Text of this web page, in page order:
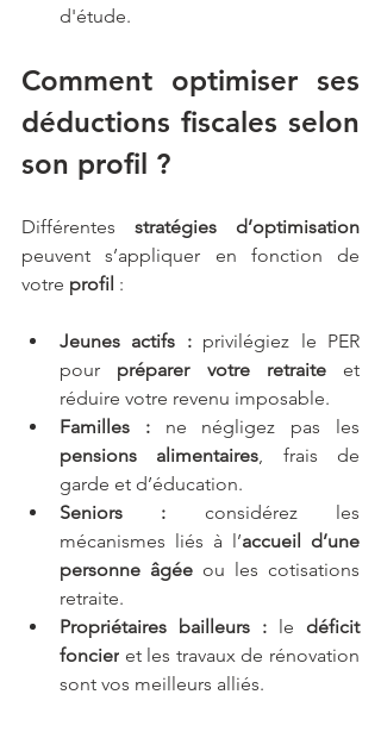
d'étude.
Comment optimiser ses
déductions fiscales selon
son profil ?
Différentes stratégies d’optimisation
peuvent s’appliquer en fonction de
votre profil :
Jeunes actifs : privilégiez le PER
pour préparer votre retraite et
réduire votre revenu imposable.
Familles :
pensions alimentaires, frais de
garde et d’éducation.
Seniors : considérez les
mécanismes liés à l’accueil d’une
personne âgée ou les cotisations
retraite.
Propriétaires bailleurs : le déficit
foncier et les travaux de rénovation
sont vos meilleurs alliés.